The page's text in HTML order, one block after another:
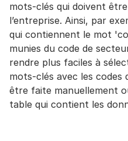
mots-clés qui doivent
l’entreprise. Ainsi, par
qui contiennent le mot
munies du code de
rendre plus faciles à
mots-clés avec les
être faite manuellement
table qui contient les